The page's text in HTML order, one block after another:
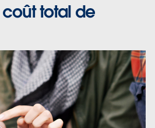
de vos données, vous devez
total de